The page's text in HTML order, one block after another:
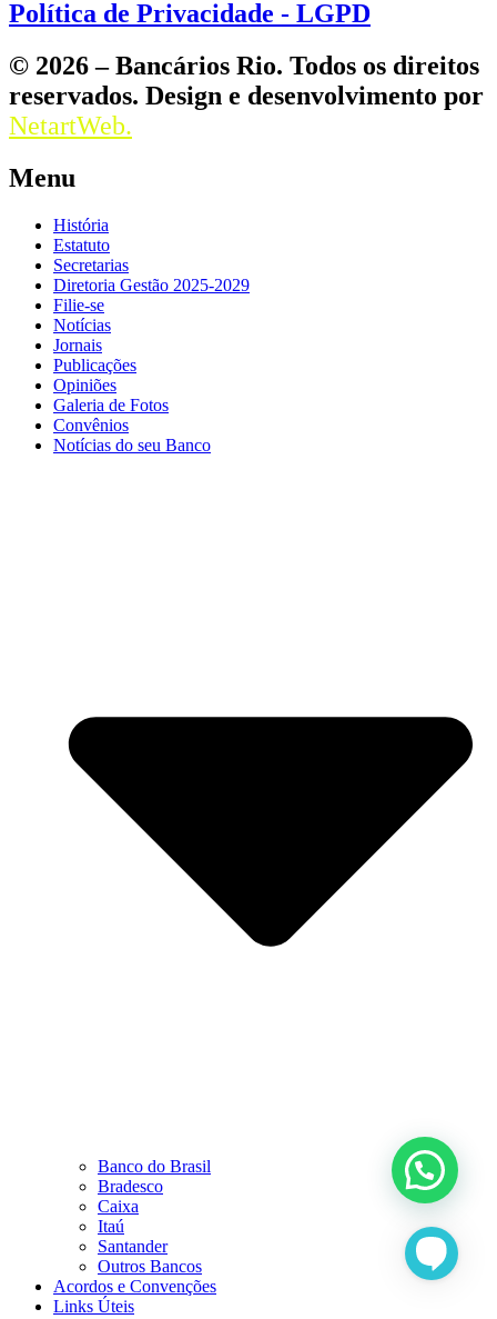
Política de Privacidade - LGPD
© 2026 – Bancários Rio. Todos os direitos
reservados. Design e desenvolvimento por
NetartWeb.
Menu
História
Estatuto
Secretarias
Diretoria Gestão 2025-2029
Filie-se
Notícias
Jornais
Publicações
Opiniões
Galeria de Fotos
Convênios
Notícias do seu Banco
Banco do Brasil
Bradesco
Caixa
Itaú
Santander
Outros Bancos
Acordos e Convenções
Links Úteis